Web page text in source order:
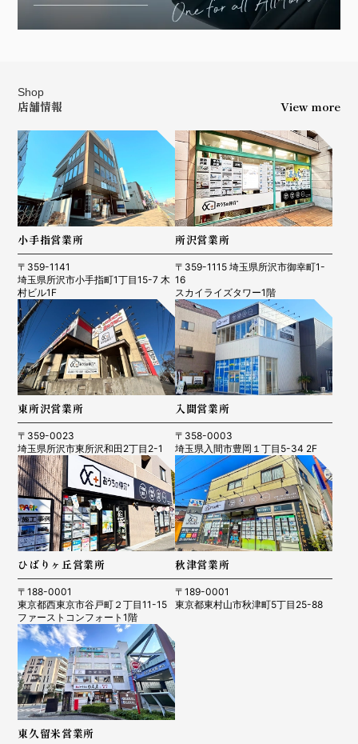
Shop
店舗情報 View more
小手指営業所
〒359-1141
埼玉県所沢市小手指町1丁目15-7 木
村ビル1F
所沢営業所
〒359-1115 埼玉県所沢市御幸町1-
16
スカイライズタワー1階
東所沢営業所
〒359-0023
埼玉県所沢市東所沢和田2丁目2-1
入間営業所
〒358-0003
埼玉県入間市豊岡１丁目5-34 2F
ひばりヶ丘営業所
〒188-0001
東京都西東京市谷戸町２丁目11-15
ファーストコンフォート1階
秋津営業所
〒189-0001
東京都東村山市秋津町5丁目25-88
東久留米営業所